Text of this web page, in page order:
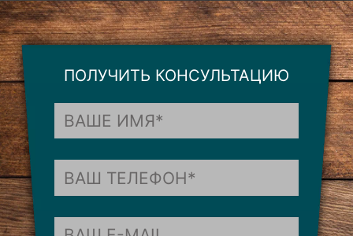
ПОЛУЧИТЬ КОНСУЛЬТАЦИЮ